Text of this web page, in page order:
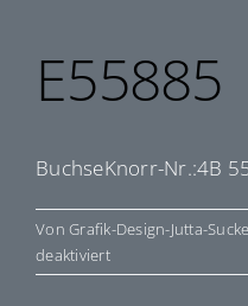
E55885
BuchseKnorr-Nr.:4B
VonGrafik-Design-Jutta-
deaktiviertfür
E55885